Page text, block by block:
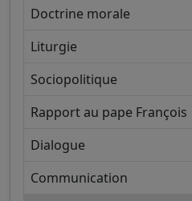
Doctrine morale
Liturgie
Sociopolitique
Rapport au pape François
Dialogue
Communication